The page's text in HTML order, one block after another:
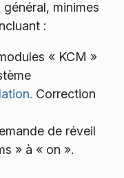
minimes
:
« KCM »
Correction
de réveil
» à « on ».